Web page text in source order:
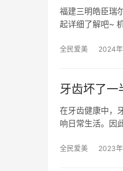
福建三明皓臣瑞
起详细了解吧~
全民爱美 2024
牙齿坏了一
在牙齿健康中，
响日常生活。因
全民爱美 2023